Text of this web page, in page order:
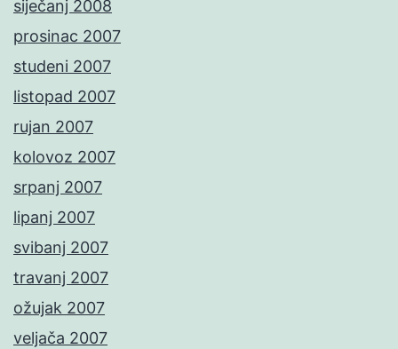
siječanj 2008
prosinac 2007
studeni 2007
listopad 2007
rujan 2007
kolovoz 2007
srpanj 2007
lipanj 2007
svibanj 2007
travanj 2007
ožujak 2007
veljača 2007